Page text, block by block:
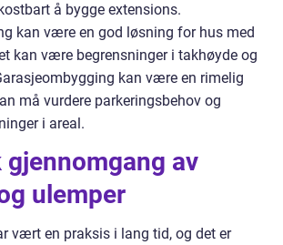
å bygge extensions.
kan være en god løsning for hus med
kan være begrensninger i takhøyde og
kan være en rimelig
må vurdere parkeringsbehov og
i areal.
av
ulemper
vært en praksis i lang tid, og det er